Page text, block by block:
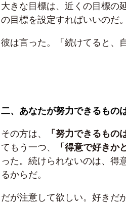
大きな目標は、近くの目標の
の目標を設定すればいいのだ。
彼は言った。「続けてると、
二、あなたが努力できるもの
その方は、 「努力できるもの
てもう一つ、
「得意で好きか
った。続けられないのは、得
るからだ。
だが注意して欲しい。好きだ